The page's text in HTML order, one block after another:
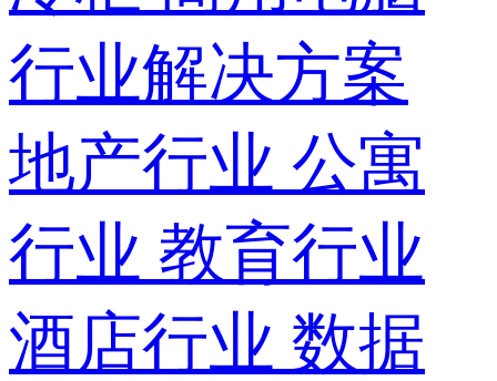
行业解决方案
地产行业 公寓
行业 教育行业
酒店行业 数据